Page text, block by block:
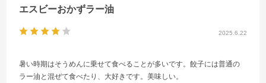
2025.6.22
エスビーおかずラー油
暑い時期はそうめんに乗せて食べることが多いです。餃子には普通の
ラー油と混ぜて食べたり、大好きです。美味しい。